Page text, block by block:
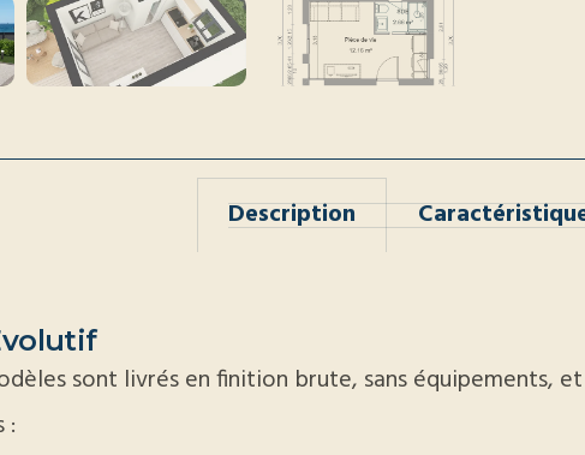
Description
sont livrés en finition brute, sans équipements,
: